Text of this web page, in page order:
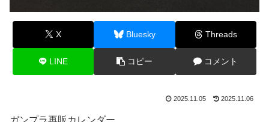
X Bluesky Threads
LINE コピー コメント
2025.11.05 2025.11.06
ガンプラ再販カレンダー